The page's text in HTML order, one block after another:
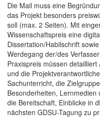
Die Mail muss eine
das Projekt besonders
soll (max. 2 Seiten). Mit
Wissenschaftspreis eine
Dissertation/Habilschrift
Werdegang der/des
Praxispreis müssen
und die
Sachunterricht, die
Besonderheiten,
die Bereitschaft, Einblicke in
nächsten GDSU-Tagung zu